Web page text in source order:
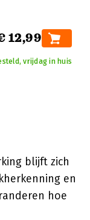
12,99
vrijdag in huis
blijft zich
en
hoe